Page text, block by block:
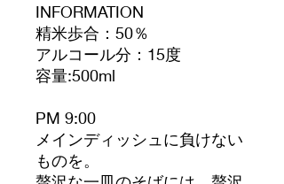
INFORMATION
精米歩合：50％
アルコール分：15度
容量:500ml
PM 9:00
メインディッシュに負けない
ものを。